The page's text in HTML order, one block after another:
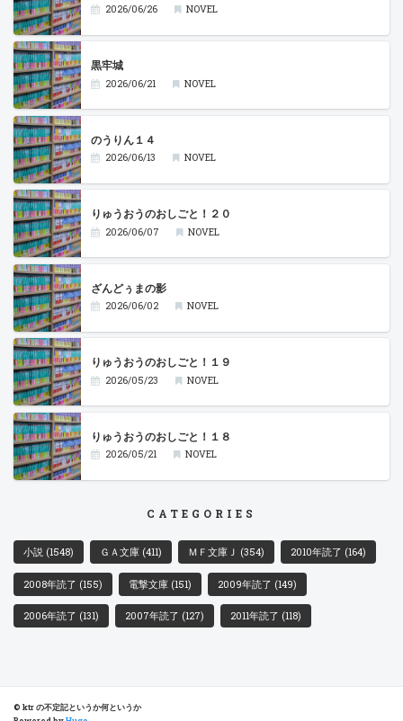
2026/06/26 NOVEL
黒牢城
2026/06/21 NOVEL
のうりん１４
2026/06/13 NOVEL
りゅうおうのおしごと！２０
2026/06/07 NOVEL
ざんどぅまの影
2026/06/02 NOVEL
りゅうおうのおしごと！１９
2026/05/23 NOVEL
りゅうおうのおしごと！１８
2026/05/21 NOVEL
CATEGORIES
小説 (1548) ＧＡ文庫 (411) ＭＦ文庫Ｊ (354) 2010年読了 (164)
2008年読了 (155) 電撃文庫 (151) 2009年読了 (149)
2006年読了 (131) 2007年読了 (127) 2011年読了 (118)
© ktr の不定記というか何というか